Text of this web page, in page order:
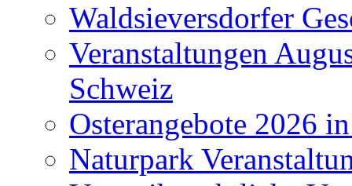
Waldsieversdorfer
Veranstaltungen
Schweiz
Osterangebote 2026
Naturpark